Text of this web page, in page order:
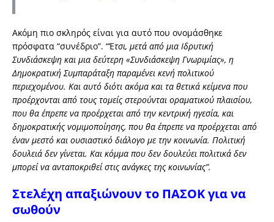
Ακόμη πιο σκληρός είναι για αυτό που ονομάσθηκε
πρόσφατα “συνέδριο”. “Έτσι, μετά από μια Ιδρυτική
Συνδιάσκεψη και μια δεύτερη «Συνδιάσκεψη Γνωριμίας», η
Δημοκρατική Συμπαράταξη παραμένει κενή πολιτικού
περιεχομένου. Και αυτό διότι ακόμα και τα θετικά κείμενα που
προέρχονται από τους τομείς στερούνται οραματικού πλαισίου,
που θα έπρεπε να προέρχεται από την κεντρική ηγεσία, και
δημοκρατικής νομιμοποίησης, που θα έπρεπε να προέρχεται από
έναν μεστό και ουσιαστικό διάλογο με την κοινωνία. Πολιτική
δουλειά δεν γίνεται. Και κόμμα που δεν δουλεύει πολιτικά δεν
μπορεί να ανταποκριθεί στις ανάγκες της κοινωνίας”.
Στελέχη απαξιώνουν το ΠΑΣΟΚ για να
σωθούν